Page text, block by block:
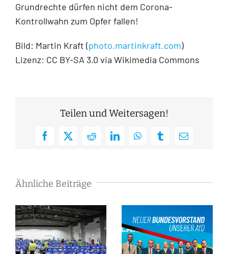
Grundrechte dürfen nicht dem Corona-
Kontrollwahn zum Opfer fallen!
Bild: Martin Kraft (photo.martinkraft.com)
Lizenz: CC BY-SA 3.0 via Wikimedia Commons
Teilen und Weitersagen!
Facebook
X RedditLinkedInWhatsAppTumblrE-
Ähnliche Beiträge